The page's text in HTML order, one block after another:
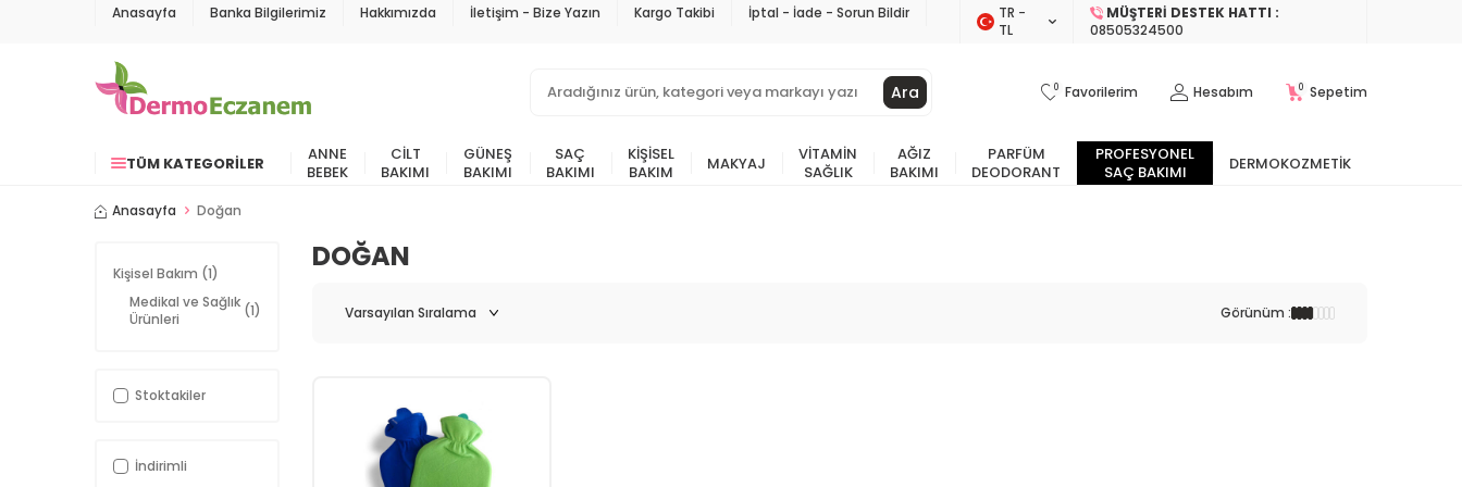
Anasayfa Banka Bilgilerimiz Hakkımızda İletişim - Bize Yazın Kargo Takibi İptal - İade - Sorun Bildir
TR −
TL
MÜŞTERI DESTEK HATTI :
08505324500
Ara 0 Favorilerim Hesabım 0 Sepetim
TÜM KATEGORILER
ANNE
BEBEK
CILT
BAKIMI
GÜNEŞ
BAKIMI
SAÇ
BAKIMI
KIŞISEL
BAKIM
MAKYAJ
VITAMIN
SAĞLIK
AĞIZ
BAKIMI
PARFÜM
DEODORANT
PROFESYONEL
SAÇ BAKIMI
DERMOKOZMETIK
Anasayfa Doğan
Kişisel Bakım (1)
Medikal ve Sağlık
Ürünleri
(1)
Stoktakiler
İndirimli
DOĞAN
Görünüm :